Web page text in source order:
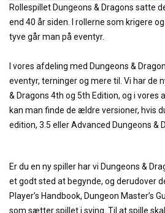
Rollespillet Dungeons & Dragons satte
end 40 år siden. I rollerne som krigere
tyve går man på eventyr.
I vores afdeling med Dungeons &
eventyr, terninger og mere til. Vi har de
& Dragons 4th og 5th Edition, og i vores
kan man finde de ældre versioner, hvis
edition, 3.5 eller Advanced Dungeons &
Er du en ny spiller har vi Dungeons &
et godt sted at begynde, og derudover
Player’s Handbook, Dungeon Master’s
som sætter spillet i sving. Til at spille